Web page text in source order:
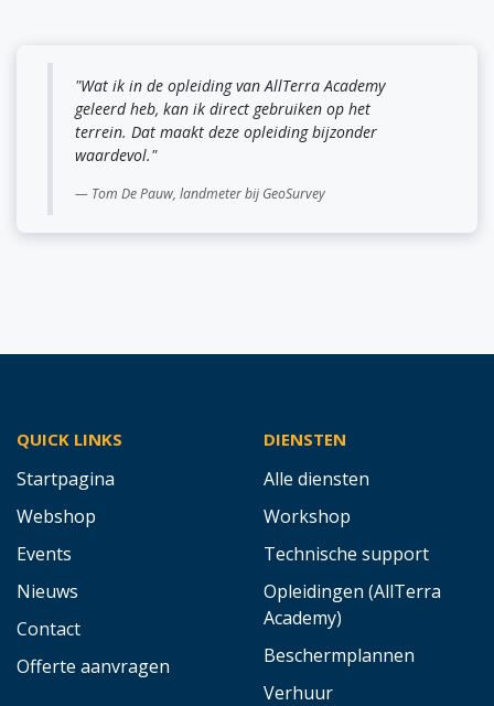
"Wat ik in de opleiding van AllTerra Academy
geleerd heb, kan ik direct gebruiken op het
terrein. Dat maakt deze opleiding bijzonder
waardevol."
Tom De Pauw, landmeter bij GeoSurvey
QUICK LINKS
Startpagina
Webshop
Events
Nieuws
Contact
Offerte aanvragen
DIENSTEN
Alle diensten
Workshop
Technische support
Opleidingen (AllTerra
Academy)
Beschermplannen
Verhuur